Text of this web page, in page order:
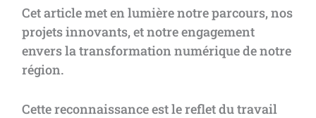
Cet article met en lumière notre parcours, nos
projets innovants, et notre engagement
envers la transformation numérique de notre
région.
Cette reconnaissance est le reflet du travail